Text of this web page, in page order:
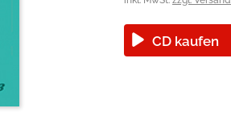
CD kaufen